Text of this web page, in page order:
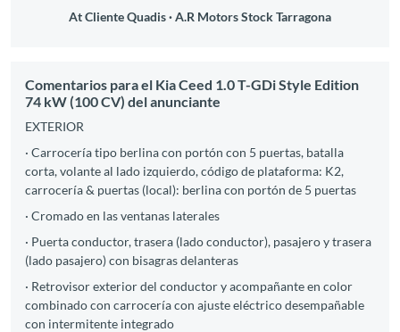
At Cliente Quadis A.R Motors Stock Tarragona
Comentarios para el Kia Ceed 1.0 T-GDi Style Edition
74 kW (100 CV) del anunciante
EXTERIOR
· Carrocería tipo berlina con portón con 5 puertas, batalla
corta, volante al lado izquierdo, código de plataforma: K2,
carrocería & puertas (local): berlina con portón de 5 puertas
· Cromado en las ventanas laterales
· Puerta conductor, trasera (lado conductor), pasajero y trasera
(lado pasajero) con bisagras delanteras
· Retrovisor exterior del conductor y acompañante en color
combinado con carrocería con ajuste eléctrico desempañable
con intermitente integrado